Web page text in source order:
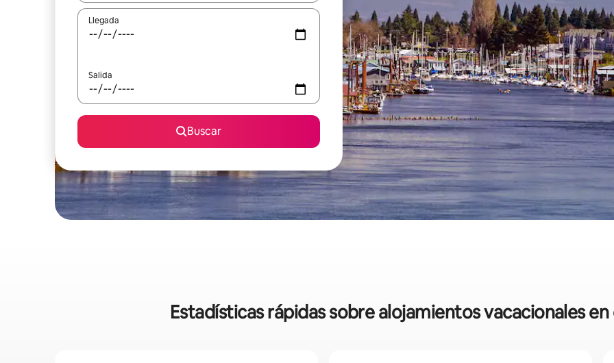
Llegada
Salida
Buscar
Estadísticas rápidas sobre alojamientos vacacionales